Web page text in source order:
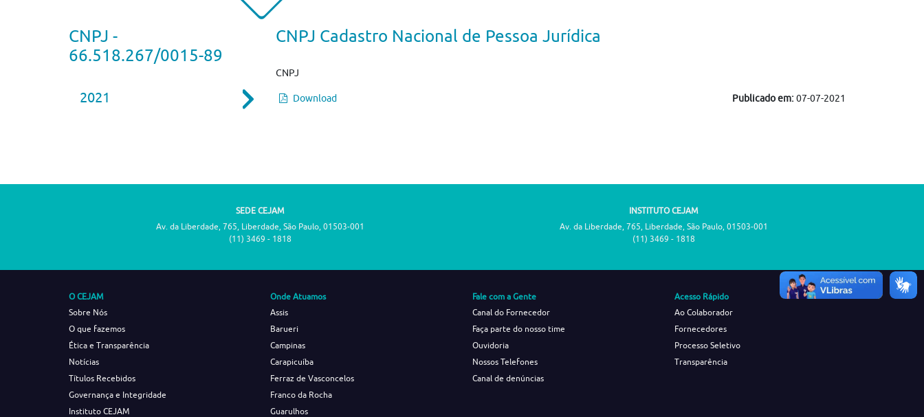
CNPJ -
66.518.267/0015-89
2021
CNPJ Cadastro Nacional de Pessoa Jurídica
CNPJ
Download Publicado em:07-07-2021
SEDE CEJAM
Av. da Liberdade, 765, Liberdade, São Paulo, 01503-001
(11) 3469 - 1818
INSTITUTO CEJAM
Av. da Liberdade, 765, Liberdade, São Paulo, 01503-001
(11) 3469 - 1818
O CEJAM
Sobre Nós
O que fazemos
Ética e Transparência
Notícias
Títulos Recebidos
Governança e Integridade
Instituto CEJAM
Onde Atuamos
Assis
Barueri
Campinas
Carapicuíba
Ferraz de Vasconcelos
Franco da Rocha
Guarulhos
Fale com a Gente
Canal do Fornecedor
Faça parte do nosso time
Ouvidoria
Nossos Telefones
Canal de denúncias
Acesso Rápido
Ao Colaborador
Fornecedores
Processo Seletivo
Transparência